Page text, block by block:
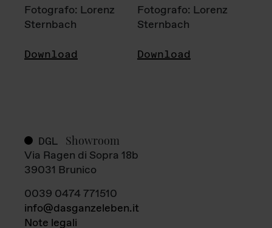
Fotografo: Lorenz
Sternbach
Download
Fotografo: Lorenz
Sternbach
Download
DGL Showroom
Via Ragen di Sopra 18b
39031 Brunico
0039 0474 771510
info@dasganzeleben.it
Note legali